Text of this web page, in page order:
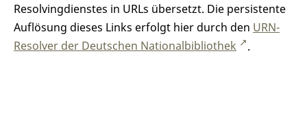
Resolvingdienstes in URLs übersetzt. Die persistente
Auflösung dieses Links erfolgt hier durch den URN-
Resolver der Deutschen Nationalbibliothek
.